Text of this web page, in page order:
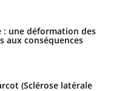
: une déformation des
aux conséquences
(Sclérose latérale